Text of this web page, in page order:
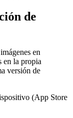
de
en
en la propia
versión de
(App Store